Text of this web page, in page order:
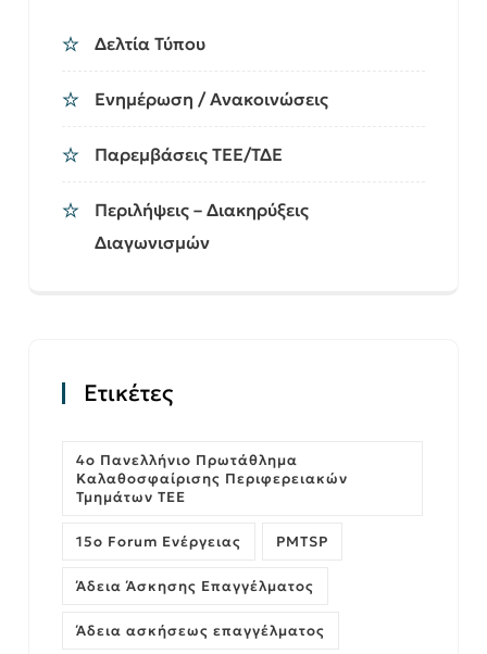
Δελτία Τύπου
Ενημέρωση / Ανακοινώσεις
Παρεμβάσεις ΤΕΕ/ΤΔΕ
Περιλήψεις – Διακηρύξεις
Διαγωνισμών
Ετικέτες
4ο Πανελλήνιο Πρωτάθλημα
Καλαθοσφαίρισης Περιφερειακών
Τμημάτων ΤΕΕ
15ο Forum Ενέργειας PMTSP
Άδεια Άσκησης Επαγγέλματος
Άδεια ασκήσεως επαγγέλματος